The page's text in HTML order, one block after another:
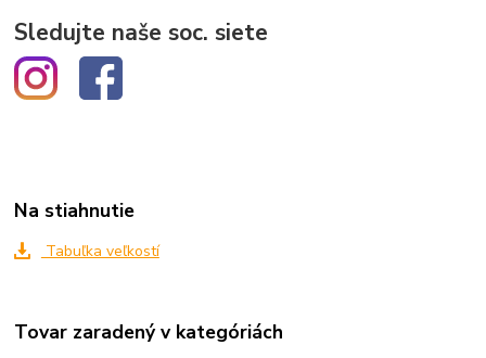
Sledujte naše soc. siete
Na stiahnutie
Tabuľka veľkostí
Tovar zaradený v kategóriách